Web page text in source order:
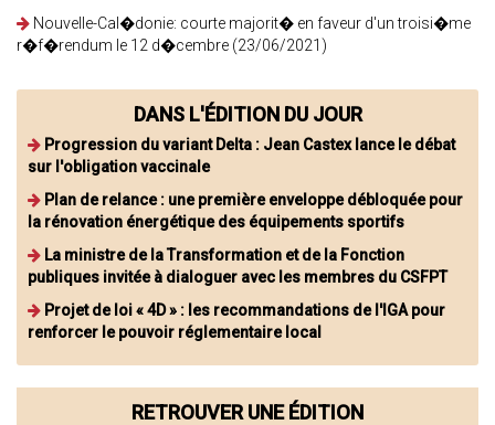
Nouvelle-Cal�donie: courte majorit� en faveur d'un troisi�me
r�f�rendum le 12 d�cembre (23/06/2021)
DANS L'ÉDITION DU JOUR
Progression du variant Delta : Jean Castex lance le débat
sur l'obligation vaccinale
Plan de relance : une première enveloppe débloquée pour
la rénovation énergétique des équipements sportifs
La ministre de la Transformation et de la Fonction
publiques invitée à dialoguer avec les membres du CSFPT
Projet de loi « 4D » : les recommandations de l'IGA pour
renforcer le pouvoir réglementaire local
RETROUVER UNE ÉDITION